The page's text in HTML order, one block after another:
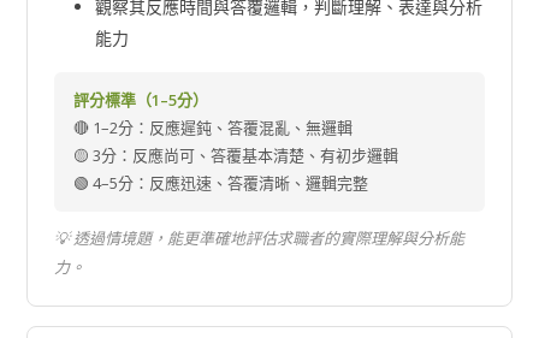
觀察其反應時間與答覆邏輯，判斷理解、表達與分析
能力
評分標準（1–5分）
🔴 1–2分：反應遲鈍、答覆混亂、無邏輯
🟡 3分：反應尚可、答覆基本清楚、有初步邏輯
🟢 4–5分：反應迅速、答覆清晰、邏輯完整
💡 透過情境題，能更準確地評估求職者的實際理解與分析能
力。